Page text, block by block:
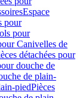
Espace
pour
pour
Canivelles de
détachées pour
douche de
de plain-
piedPièces